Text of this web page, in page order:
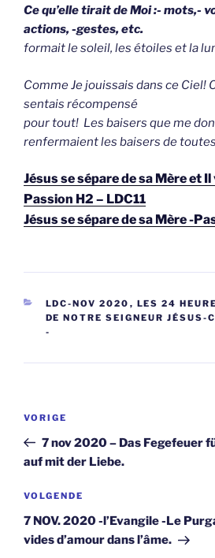
Ce qu’elle tirait de Moi :- mots,-
actions, -gestes, etc.
formait le soleil, les étoiles et la
Comme Je jouissais dans ce Ciel!
sentais récompensé
pour tout! Les baisers que me
renfermaient les baisers de
Jésus se sépare de sa Mère et Il
Passion H2 – LDC11
Jésus se sépare de sa Mère -
CATEGORIEËN
LDC-NOV 2020 , LES 24
DE NOTRE SEIGNEUR JÉSUS-
-
Vorig
bericht
VORIGE
7 nov 2020 – Das Fegefeuer
auf mit der Liebe.
Volgend
bericht
VOLGENDE
7 NOV. 2020 -l’Evangile -Le
vides d’amour dans l’âme.